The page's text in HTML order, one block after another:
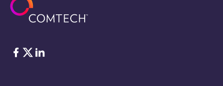
Facebook
Twitter
LinkedIn